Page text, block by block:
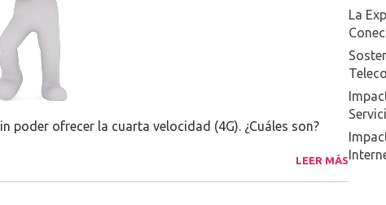
poder ofrecer la cuarta velocidad (4G). ¿Cuáles son?
LEER MÁS
La